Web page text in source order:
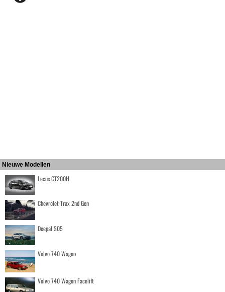
Nieuwe Modellen
Lexus CT200H
Chevrolet Trax 2nd Gen
Deepal S05
Volvo 740 Wagon
Volvo 740 Wagon Facelift